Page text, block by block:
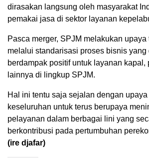
dirasakan langsung oleh masyarakat
pemakai jasa di sektor layanan
Pasca merger, SPJM melakukan upaya
melalui standarisasi proses bisnis yang
berdampak positif untuk layanan kapal,
lainnya di lingkup SPJM.
Hal ini tentu saja sejalan dengan
keseluruhan untuk terus berupaya
pelayanan dalam berbagai lini yang
berkontribusi pada pertumbuhan
(ire djafar)